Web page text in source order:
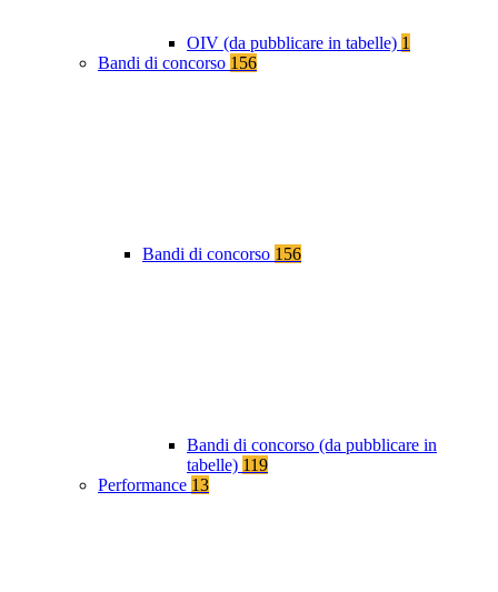
OIV (da pubblicare in tabelle) 1
Bandi di concorso 156
Bandi di concorso 156
Bandi di concorso (da pubblicare in
tabelle) 119
Performance 13